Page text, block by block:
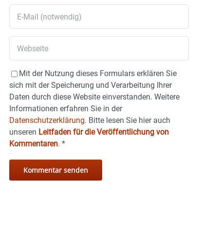
Mit der Nutzung dieses Formulars erklären Sie
sich mit der Speicherung und Verarbeitung Ihrer
Daten durch diese Website einverstanden. Weitere
Informationen erfahren Sie in der
Datenschutzerklärung. Bitte lesen Sie hier auch
unseren Leitfaden für die Veröffentlichung von
Kommentaren. *